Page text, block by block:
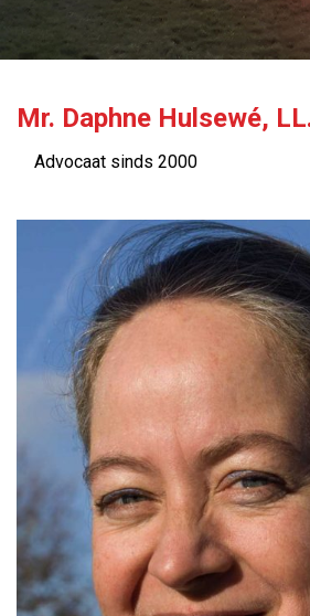
Mr. Daphne Hulsewé,
Advocaat sinds 2000